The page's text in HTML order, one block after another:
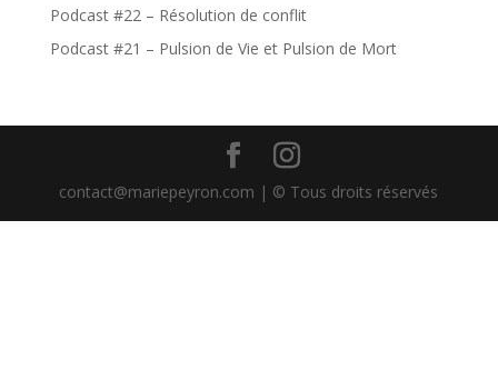
Podcast #22 – Résolution de conflit
Podcast #21 – Pulsion de Vie et Pulsion de Mort
contact@mariepeyron.com | © Tous droits réservés